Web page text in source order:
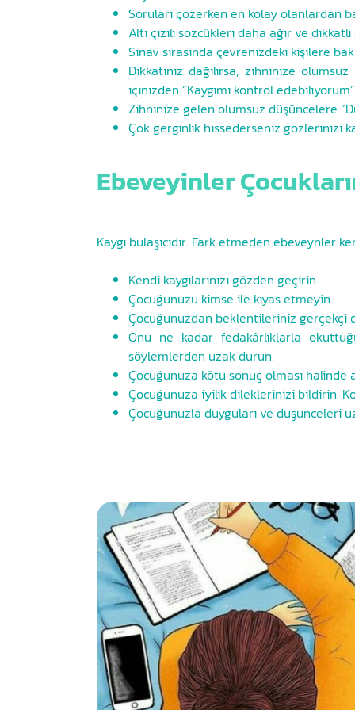
Soruları çözerken en kolay olanlardan
Altı çizili sözcükleri daha ağır ve
Sınav sırasında çevrenizdeki kişilere
Dikkatiniz dağılırsa, zihninize
içinizden “Kaygımı kontrol
Zihninize gelen olumsuz düşüncelere
Çok gerginlik hissederseniz gözlerinizi
Ebeveyinler
Kaygı bulaşıcıdır. Fark etmeden ebeveynler
Kendi kaygılarınızı gözden geçirin.
Çocuğunuzu kimse ile kıyas etmeyin.
Çocuğunuzdan beklentileriniz gerçekçi
Onu ne kadar fedakârlıklarla
söylemlerden uzak durun.
Çocuğunuza kötü sonuç olması halinde
Çocuğunuza iyilik dileklerinizi bildirin.
Çocuğunuzla duyguları ve düşünceleri